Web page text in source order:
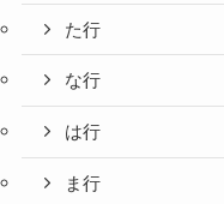
た行
な行
は行
ま行